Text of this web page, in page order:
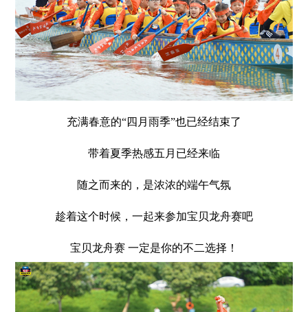
充满春意的“四月雨季”也已经结束了
带着夏季热感五月已经来临
随之而来的，是浓浓的端午气氛
趁着这个时候，一起来参加宝贝龙舟赛吧
宝贝龙舟赛 一定是你的不二选择！